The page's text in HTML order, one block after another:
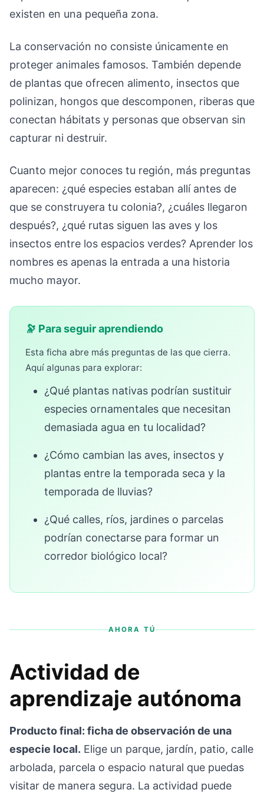
existen en una pequeña zona.
La conservación no consiste únicamente en
proteger animales famosos. También depende
de plantas que ofrecen alimento, insectos que
polinizan, hongos que descomponen, riberas que
conectan hábitats y personas que observan sin
capturar ni destruir.
Cuanto mejor conoces tu región, más preguntas
aparecen: ¿qué especies estaban allí antes de
que se construyera tu colonia?, ¿cuáles llegaron
después?, ¿qué rutas siguen las aves y los
insectos entre los espacios verdes? Aprender los
nombres es apenas la entrada a una historia
mucho mayor.
🔭 Para seguir aprendiendo
Esta ficha abre más preguntas de las que cierra.
Aquí algunas para explorar:
¿Qué plantas nativas podrían sustituir
especies ornamentales que necesitan
demasiada agua en tu localidad?
¿Cómo cambian las aves, insectos y
plantas entre la temporada seca y la
temporada de lluvias?
¿Qué calles, ríos, jardines o parcelas
podrían conectarse para formar un
corredor biológico local?
AHORA TÚ
Actividad de
aprendizaje autónoma
Producto final: ficha de observación de una
especie local. Elige un parque, jardín, patio, calle
arbolada, parcela o espacio natural que puedas
visitar de manera segura. La actividad puede